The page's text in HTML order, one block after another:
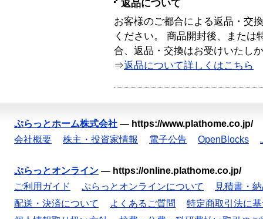
返品について
お客様のご都合による返品・交
ください。 商品開封後、または
合、返品・交換はお受けいたし
⇒返品について詳しくはこちら
ぷらっとホーム株式会社 — https://www.plathome.co.jp/
会社概要
株主・投資家情報 電子公告 OpenBlocks
ぷらっとオンライン — https://online.plathome.co.jp/
ご利用ガイド
ぷらっとオンラインについて
見積書・
配送・決済について
よくあるご質問
特定商取引法に